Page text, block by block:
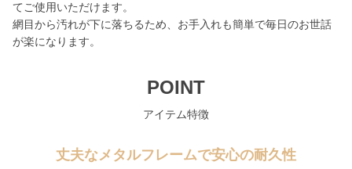
てご使用いただけます。
網目から汚れが下に落ちるため、お手入れも簡単で毎日のお世話
が楽になります。
POINT
アイテム特徴
丈夫なメタルフレームで安心の耐久性